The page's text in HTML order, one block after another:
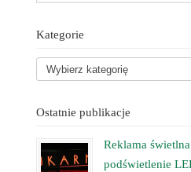
Kategorie
Ostatnie publikacje
Reklama
podświetlenie